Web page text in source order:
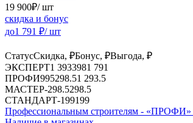
19 900₽/ шт
скидка и бонус
до1 791 ₽/ шт
СтатусСкидка, ₽Бонус, ₽Выгода, ₽
ЭКСПЕРТ1 3933981 791
ПРОФИ995298.51 293.5
МАСТЕР-298.5298.5
СТАНДАРТ-199199
Профессиональным строителям - «ПРОФИ»